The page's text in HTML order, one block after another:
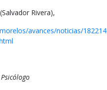
Rivera),
avances/noticias/